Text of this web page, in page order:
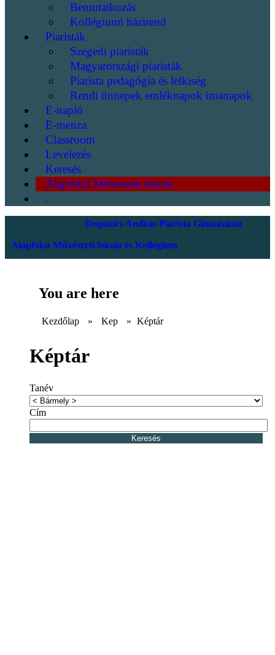
Bemutatkozás
Kollégiumi házirend
Piaristák
Szegedi piaristák
Magyarországi piaristák
Piarista pedagógia és lelkiség
Rendi ünnepek emléknapok imanapok
E-napló
E-menza
Classroom
Levelezés
Keresés
Alapfokú Művészeti Iskola
.
Dugonics András Piarista Gimnázium
Alapfokú Művészeti Iskola és Kollégium
You are here
Kezdőlap » Kep » Képtár
Képtár
Tanév
Cím